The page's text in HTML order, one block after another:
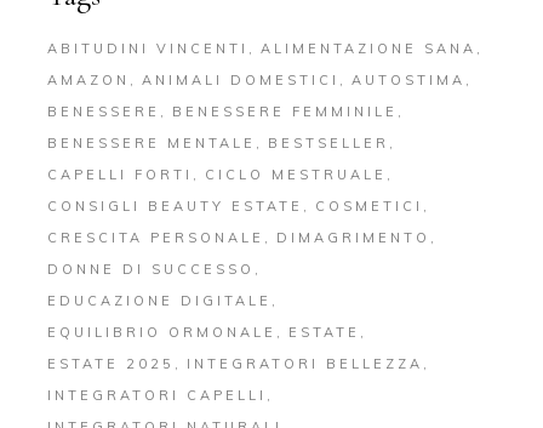
ABITUDINI VINCENTI
ALIMENTAZIONE SANA
AMAZON
ANIMALI DOMESTICI
AUTOSTIMA
BENESSERE
BENESSERE FEMMINILE
BENESSERE MENTALE
BESTSELLER
CAPELLI FORTI
CICLO MESTRUALE
CONSIGLI BEAUTY ESTATE
COSMETICI
CRESCITA PERSONALE
DIMAGRIMENTO
DONNE DI SUCCESSO
EDUCAZIONE DIGITALE
EQUILIBRIO ORMONALE
ESTATE
ESTATE 2025
INTEGRATORI BELLEZZA
INTEGRATORI CAPELLI